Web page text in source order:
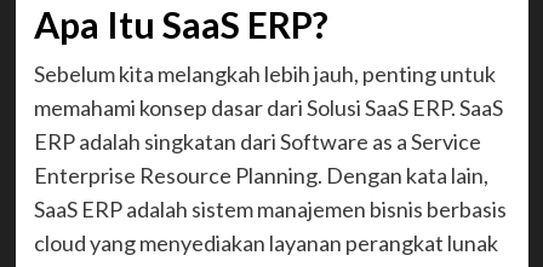
Apa Itu SaaS ERP?
Sebelum kita melangkah lebih jauh, penting untuk
memahami konsep dasar dari Solusi SaaS ERP. SaaS
ERP adalah singkatan dari Software as a Service
Enterprise Resource Planning. Dengan kata lain,
SaaS ERP adalah sistem manajemen bisnis berbasis
cloud yang menyediakan layanan perangkat lunak